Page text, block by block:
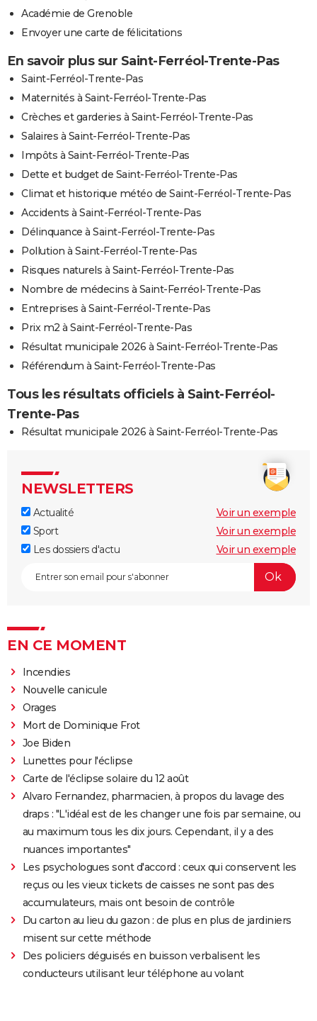
Académie de Grenoble
Envoyer une carte de félicitations
En savoir plus sur Saint-Ferréol-Trente-Pas
Saint-Ferréol-Trente-Pas
Maternités à Saint-Ferréol-Trente-Pas
Crèches et garderies à Saint-Ferréol-Trente-Pas
Salaires à Saint-Ferréol-Trente-Pas
Impôts à Saint-Ferréol-Trente-Pas
Dette et budget de Saint-Ferréol-Trente-Pas
Climat et historique météo de Saint-Ferréol-Trente-Pas
Accidents à Saint-Ferréol-Trente-Pas
Délinquance à Saint-Ferréol-Trente-Pas
Pollution à Saint-Ferréol-Trente-Pas
Risques naturels à Saint-Ferréol-Trente-Pas
Nombre de médecins à Saint-Ferréol-Trente-Pas
Entreprises à Saint-Ferréol-Trente-Pas
Prix m2 à Saint-Ferréol-Trente-Pas
Résultat municipale 2026 à Saint-Ferréol-Trente-Pas
Référendum à Saint-Ferréol-Trente-Pas
Tous les résultats officiels à Saint-Ferréol-
Trente-Pas
Résultat municipale 2026 à Saint-Ferréol-Trente-Pas
NEWSLETTERS
Actualité
Voir un exemple
Sport
Voir un exemple
Les dossiers d'actu
Voir un exemple
EN CE MOMENT
Incendies
Nouvelle canicule
Orages
Mort de Dominique Frot
Joe Biden
Lunettes pour l'éclipse
Carte de l'éclipse solaire du 12 août
Alvaro Fernandez, pharmacien, à propos du lavage des
draps : "L'idéal est de les changer une fois par semaine, ou
au maximum tous les dix jours. Cependant, il y a des
nuances importantes"
Les psychologues sont d'accord : ceux qui conservent les
reçus ou les vieux tickets de caisses ne sont pas des
accumulateurs, mais ont besoin de contrôle
Du carton au lieu du gazon : de plus en plus de jardiniers
misent sur cette méthode
Des policiers déguisés en buisson verbalisent les
conducteurs utilisant leur téléphone au volant